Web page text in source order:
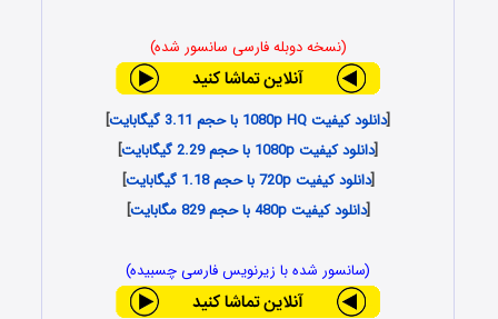
(نسخه دوبله فارسی سانسور شده)
[دانلود کیفیت 1080p HQ با حجم 3.11 گیگابایت
]
[دانلود کیفیت 1080p با حجم 2.29 گیگابایت
]
[دانلود کیفیت 720p با حجم 1.18 گیگابایت
]
[دانلود کیفیت 480p با حجم 829 مگابایت ]
(سانسور شده با زیرنویس فارسی چسبیده)